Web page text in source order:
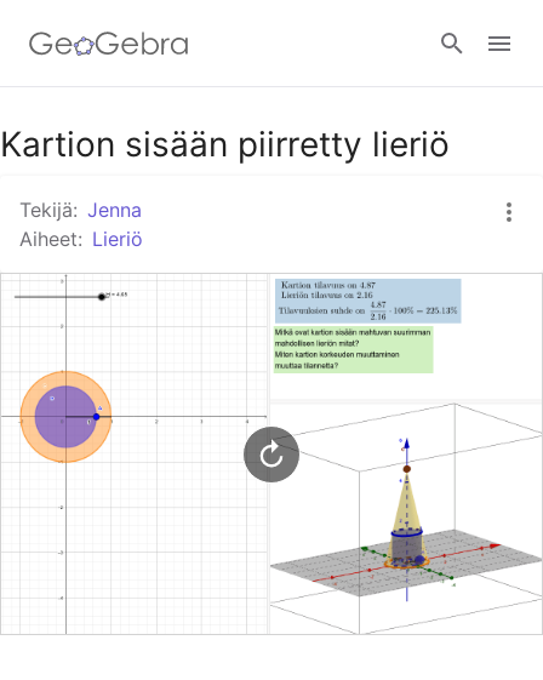
Google Classroom
GeoGebra Classroom
Kirjaudu
Kartion sisään piirretty lieriö
Tekijä: Jenna
Aiheet: Lieriö